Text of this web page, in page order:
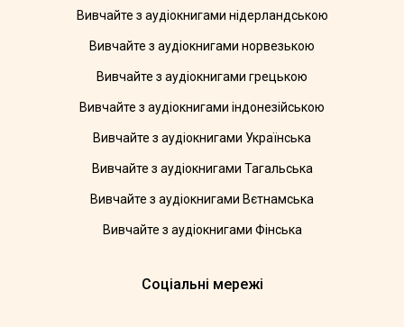
Вивчайте з аудіокнигами нідерландською
Вивчайте з аудіокнигами норвезькою
Вивчайте з аудіокнигами грецькою
Вивчайте з аудіокнигами індонезійською
Вивчайте з аудіокнигами Українська
Вивчайте з аудіокнигами Тагальська
Вивчайте з аудіокнигами Вєтнамська
Вивчайте з аудіокнигами Фінська
Соціальні мережі